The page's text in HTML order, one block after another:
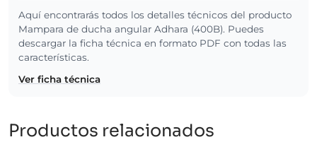
Aquí encontrarás todos los detalles técnicos del producto
Mampara de ducha angular Adhara (400B). Puedes
descargar la ficha técnica en formato PDF con todas las
características.
Ver ficha técnica
Productos relacionados